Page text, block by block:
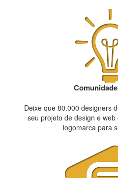
Deixe que 80.000 designers
seu projeto de design e
logomarca para